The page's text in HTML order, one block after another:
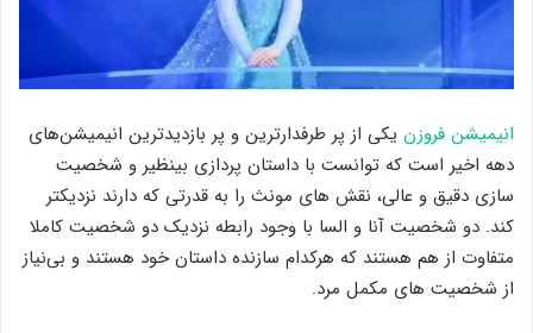
انیمیشن فروزن یکی از پر طرفدارترین و پر بازدیدترین انیمیشن‌های
دهه اخیر است که توانست با داستان پردازی بینظیر و شخصیت
سازی دقیق و عالی، نقش های مونث را به قدرتی که دارند نزدیکتر
کند. دو شخصیت آنا و السا با وجود رابطه نزدیک دو شخصیت کاملا
متفاوت از هم هستند که هرکدام سازنده داستان خود هستند و بی‌نیاز
از شخصیت های مکمل مرد.